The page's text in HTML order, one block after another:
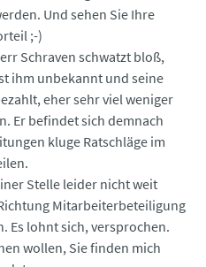
Und sehen Sie Ihre
;-)
Schraven schwatzt bloß,
ihm unbekannt und seine
eher sehr viel weniger
Er befindet sich demnach
kluge Ratschläge im
Stelle leider nicht weit
Mitarbeiterbeteiligung
Es lohnt sich, versprochen.
wollen, Sie finden mich